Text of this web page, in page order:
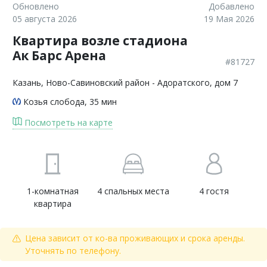
Обновлено
05 августа 2026
Добавлено
19 Мая 2026
Квартира возле стадиона
Ак Барс Арена
#81727
Казань, Ново-Савиновский район - Адоратского, дом 7
Козья слобода, 35 мин
Посмотреть на карте
1-комнатная
квартира
4 спальных места 4 гостя
Цена зависит от ко-ва проживающих и срока аренды.
Уточнять по телефону.